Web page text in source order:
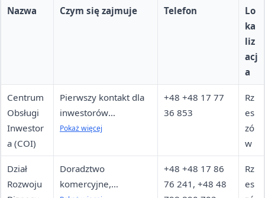
Nazwa Czym się zajmuje Telefon
Lo
ka
liz
acj
a
Centrum
Obsługi
Inwestor
a (COI)
Pierwszy kontakt dla
inwestorów
krajowych i
informacje o ofertach
inwestycyjnych
Pokaż więcej
+48 +48 17 77
36 853
Rz
es
zó
w
Dział
Rozwoju
Doradztwo
komercyjne,
+48 +48 17 86
76 241, +48 48
Rz
es